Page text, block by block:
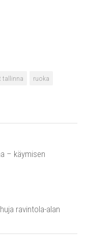
tallinna
ruoka
– käymisen
ravintola-alan